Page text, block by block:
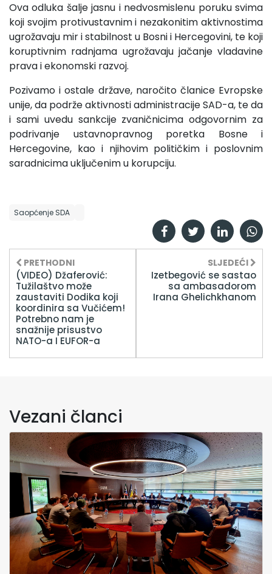
Ova odluka šalje jasnu i nedvosmislenu poruku svima
koji svojim protivustavnim i nezakonitim aktivnostima
ugrožavaju mir i stabilnost u Bosni i Hercegovini, te koji
koruptivnim radnjama ugrožavaju jačanje vladavine
prava i ekonomski razvoj.
Pozivamo i ostale države, naročito članice Evropske
unije, da podrže aktivnosti administracije SAD-a, te da
i sami uvedu sankcije zvaničnicima odgovornim za
podrivanje ustavnopravnog poretka Bosne i
Hercegovine, kao i njihovim političkim i poslovnim
saradnicima uključenim u korupciju.
Saopćenje SDA
PRETHODNI
(VIDEO) Džaferović:
Tužilaštvo može
zaustaviti Dodika koji
koordinira sa Vučićem!
Potrebno nam je
snažnije prisustvo
NATO-a I EUFOR-a
SLJEDEĆI
Izetbegović se sastao
sa ambasadorom
Irana Ghelichkhanom
Vezani članci